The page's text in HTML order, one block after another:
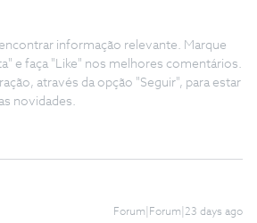
informação relevante. Marque
e faça "Like" nos melhores comentários.
através da opção "Seguir", para estar
novidades.
Forum|Forum|23 days ago